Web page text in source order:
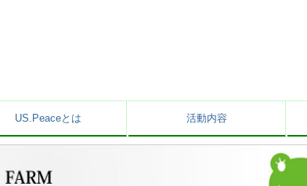
US.Peaceとは 活動内容